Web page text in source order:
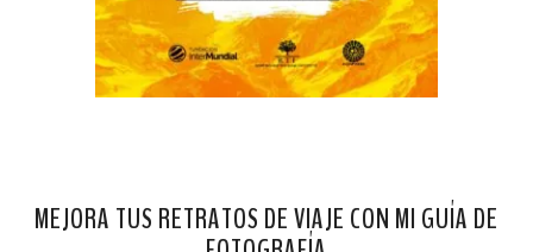
MEJORA TUS RETRATOS DE VIAJE CON MI GUÍA DE